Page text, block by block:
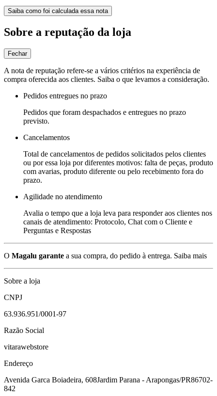
Saiba como foi calculada essa nota
Sobre a reputação da loja
Fechar
A nota de reputação refere-se a vários critérios na experiência de
compra oferecida aos clientes. Saiba o que levamos a consideração.
Pedidos entregues no prazo
Pedidos que foram despachados e entregues no prazo
previsto.
Cancelamentos
Total de cancelamentos de pedidos solicitados pelos clientes
ou por essa loja por diferentes motivos: falta de peças, produto
com avarias, produto diferente ou pelo recebimento fora do
prazo.
Agilidade no atendimento
Avalia o tempo que a loja leva para responder aos clientes nos
canais de atendimento: Protocolo, Chat com o Cliente e
Perguntas e Respostas
O Magalu garante a sua compra, do pedido à entrega. Saiba mais
Sobre a loja
CNPJ
63.936.951/0001-97
Razão Social
vitarawebstore
Endereço
Avenida Garca Boiadeira, 608Jardim Parana - Arapongas/PR86702-
842